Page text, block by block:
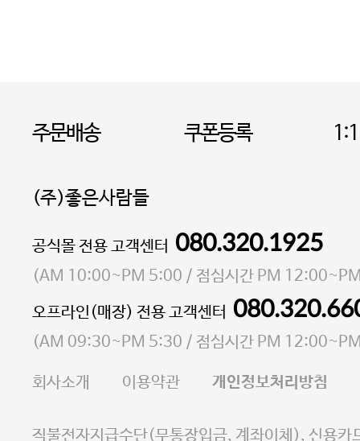
주문배송 쿠폰등록
(주)좋은사람들
대표 이성현,박영환| 개인정보관리책임자 김상현
소재지 서울특별시 마포구 마포대로4다길 41 마포
통신판매업 신고번호 2023-서울마포-3931호
사업자등록번호 105-81-58242
E-MAIL goodpeople@gpin.co.kr
사업자정보확인
이니시스 에스크로 서비
공식몰 전용 고객센터 080.320.1925
(AM 10:00~PM 5:00 / 점심시간 PM
오프라인(매장) 전용 고객센터
(AM 09:30~PM 5:30 / 점심시간 PM
회사소개 이용약관 개인정보처리방침
직불전자지급수단(무통장입금, 계좌이체), 신용카